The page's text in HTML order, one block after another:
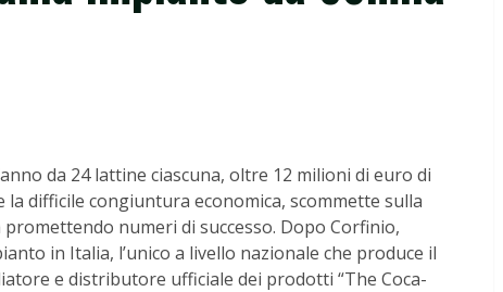
da 24 lattine ciascuna, oltre 12 milioni di euro di
difficile congiuntura economica, scommette sulla
numeri di successo. Dopo Corfinio,
in Italia, l’unico a livello nazionale che produce il
e distributore ufficiale dei prodotti “The Coca-